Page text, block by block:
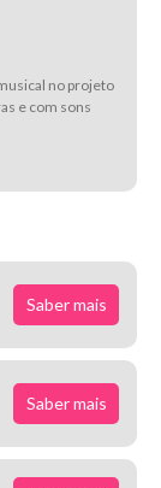
no projeto
e com sons
Saber mais
Saber mais